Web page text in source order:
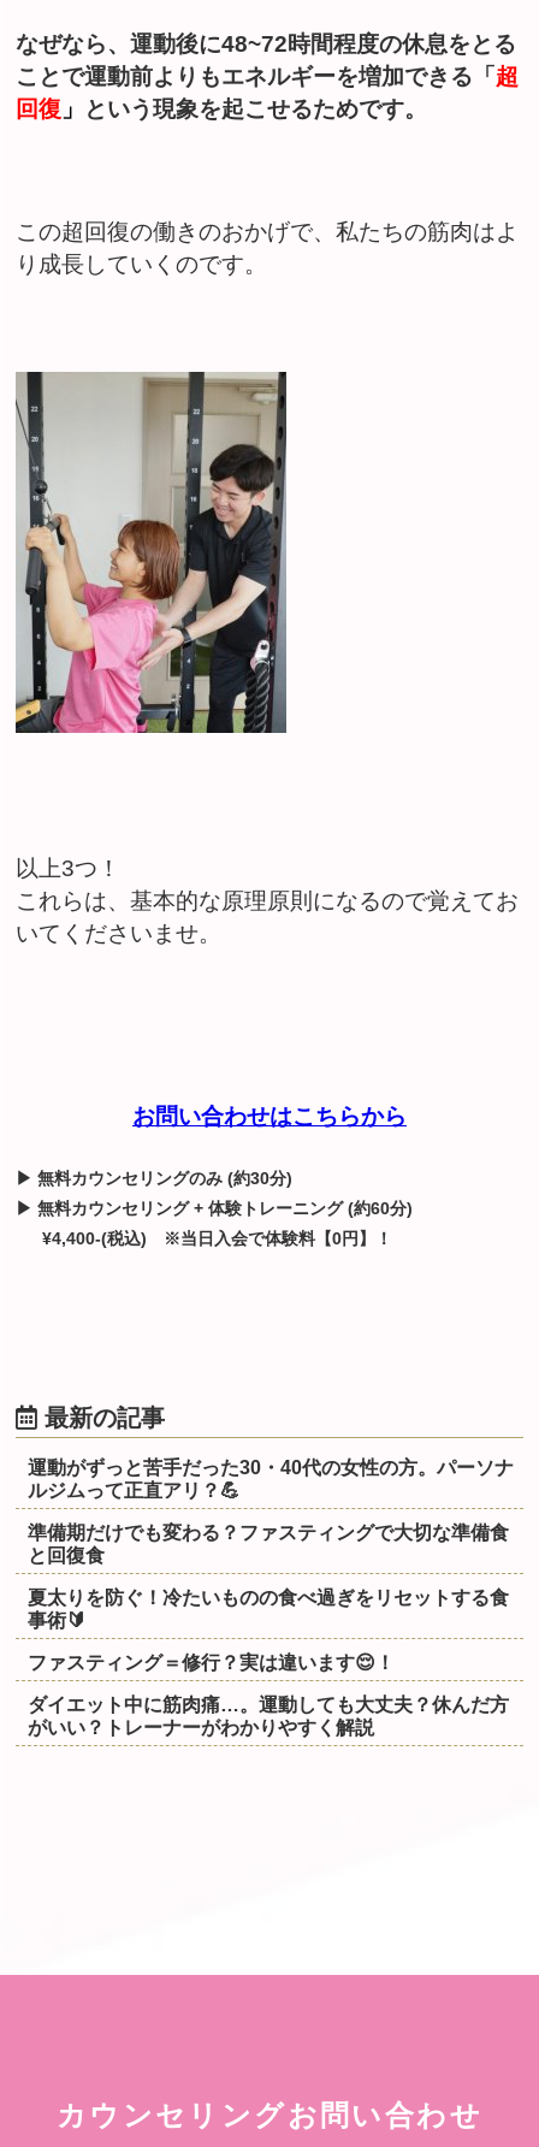
なぜなら、運動後に48~72時間程度の休息をとる
ことで運動前よりもエネルギーを増加できる「 超
回復 」 という現象を起こせるためです。
この超回復の働きのおかげで、私たちの筋肉はよ
り成長していくのです。
以上3つ！
これらは、基本的な原理原則になるので覚えてお
いてくださいませ。
お問い合わせはこちらから
▶ 無料カウンセリングのみ (約30分)
▶ 無料カウンセリング + 体験トレーニング (約60分)
¥4,400-(税込) ※当日入会で体験料【0円】！
最新の記事
運動がずっと苦手だった30・40代の女性の方。パーソナ
ルジムって正直アリ？💪
準備期だけでも変わる？ファスティングで大切な準備食
と回復食
夏太りを防ぐ！冷たいものの食べ過ぎをリセットする食
事術🔰
ファスティング＝修行？実は違います😌！
ダイエット中に筋肉痛…。運動しても大丈夫？休んだ方
がいい？トレーナーがわかりやすく解説
カウンセリングお問い合わせ